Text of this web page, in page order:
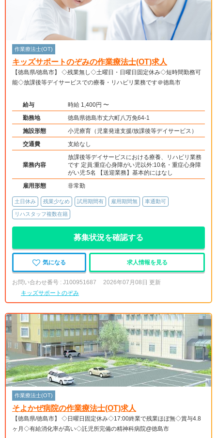
作業療法士(OT)
キッズサポートのぞみの作業療法士(OT)求人
【徳島県/徳島市】 ◇残業無し◇土曜日・日曜日固定休み◇短時間勤務可
能◇放課後等デイサービスでの療養・リハビリ業務です＠徳島市
給与
時給 1,400円 〜
勤務地
徳島県徳島市丈六町八万免64-1
施設形態
小児療育（児童発達支援/放課後等デイサービス）
交通費
支給なし
業務内容
放課後等デイサービスにおける療養、リハビリ業務
です 定員:重症心身障がい児以外:10名・重症心身障
がい児:5名 【送迎業務】基本的にはなし
雇用形態
非常勤
土日休み 残業少なめ 試用期間有 雇用期間無 車通勤可
リハスタッフ複数在籍
募集状況を確認する
気になる 求人情報を見る
お問い合わせ番号 : J100951687
2026年07月08日 更新
キッズサポートのぞみ
作業療法士(OT)
そよかぜ病院の作業療法士(OT)求人
【徳島県/徳島市】 ◇日曜日固定休み◇17:00終業で残業ほぼ無◇賞与4.8
ヶ月◇有給消化率が高い◇託児所完備の精神科病院@徳島市